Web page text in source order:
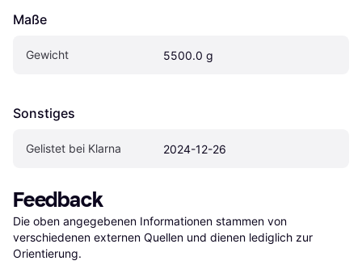
Maße
Gewicht 5500.0 g
Sonstiges
Gelistet bei Klarna 2024-12-26
Feedback
Die oben angegebenen Informationen stammen von
verschiedenen externen Quellen und dienen lediglich zur
Orientierung.